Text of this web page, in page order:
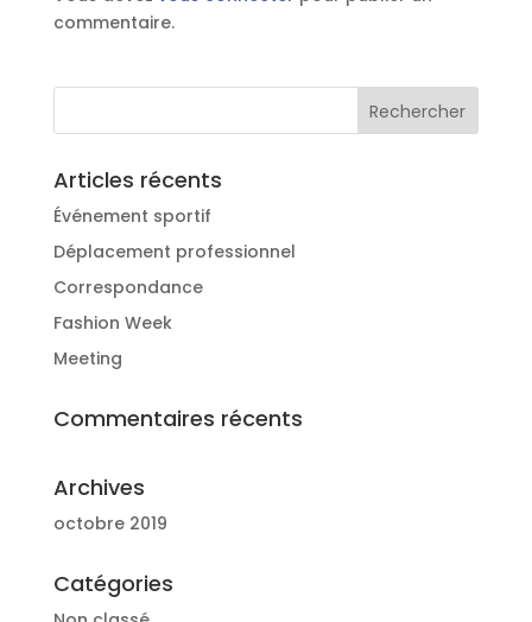
commentaire.
Articles récents
Événement sportif
Déplacement professionnel
Correspondance
Fashion Week
Meeting
Commentaires récents
Archives
octobre 2019
Catégories